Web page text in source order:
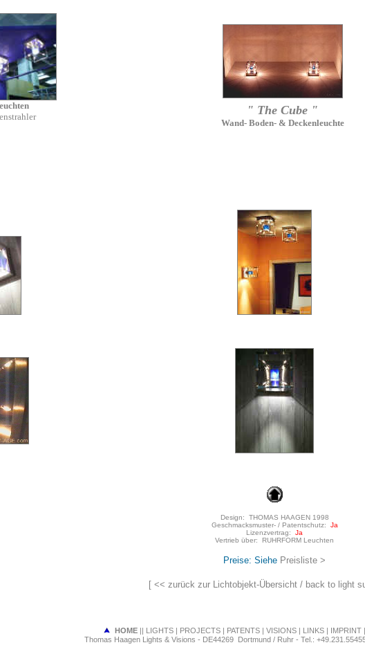
" The Cube "
Wand- Boden- & Deckenleuchte
Design: THOMAS HAAGEN1998
Geschmacksmuster- / Patentschutz: Ja
Lizenzvertrag: Ja
Vertrieb über: RUHRFORM Leuchten
Preise: Siehe Preisliste >
[ << zurück zur Lichtobjekt-Übersicht / back to light
HOME || LIGHTS | PROJECTS | PATENTS | VISIONS | LINKS | IMPRINT
Thomas Haagen Lights & Visions - DE44269 Dortmund / Ruhr - Tel.: